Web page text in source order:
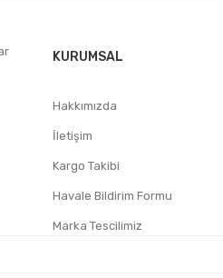
KURUMSAL
Hakkımızda
İletişim
Kargo Takibi
Havale Bildirim Formu
Marka Tescilimiz